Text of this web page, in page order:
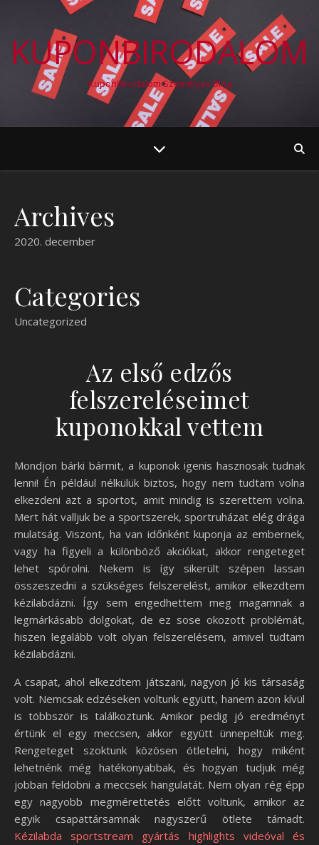
KUPONBIRODALOM
KuponBirodalom Személyes Blog
Archives
2020. december
Categories
Uncategorized
Az első edzős
felszereléseimet
kuponokkal vettem
Mondjon bárki bármit, a kuponok igenis hasznosak tudnak
lenni! Én például nélkülük biztos, hogy nem tudtam volna
elkezdeni azt a sportot, amit mindig is szerettem volna.
Mert hát valljuk be a sportszerek, sportruházat elég drága
mulatság. Viszont, ha van időnként kuponja az embernek,
vagy ha figyeli a különböző akciókat, akkor rengeteget
lehet spórolni. Nekem is így sikerült szépen lassan
összeszedni a szükséges felszerelést, amikor elkezdtem
kézilabdázni. Így sem engedhettem meg magamnak a
legmárkásabb dolgokat, de ez sose okozott problémát,
hiszen legalább volt olyan felszerelésem, amivel tudtam
kézilabdázni.
A csapat, ahol elkezdtem játszani, nagyon jó kis társaság
volt. Nemcsak edzéseken voltunk együtt, hanem azon kívül
is többször is találkoztunk. Amikor pedig jó eredményt
értünk el egy meccsen, akkor együtt ünnepeltük meg.
Rengeteget szoktunk közösen ötletelni, hogy miként
lehetnénk még hatékonyabbak, és hogyan tudjuk még
jobban feldobni a meccsek hangulatát. Nem olyan rég épp
egy nagyobb megmérettetés előtt voltunk, amikor az
egyik csapattársamnak nagyszerű ötlete támadt.
Kézilabda sportstream gyártás highlights videóval és